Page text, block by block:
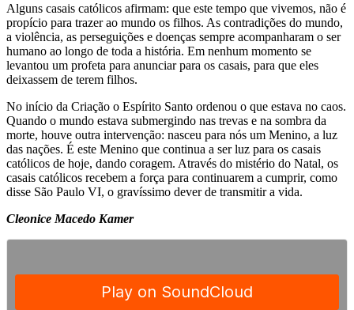
Alguns casais católicos afirmam: que este tempo que vivemos, não é
propício para trazer ao mundo os filhos. As contradições do mundo,
a violência, as perseguições e doenças sempre acompanharam o ser
humano ao longo de toda a história. Em nenhum momento se
levantou um profeta para anunciar para os casais, para que eles
deixassem de terem filhos.
No início da Criação o Espírito Santo ordenou o que estava no caos.
Quando o mundo estava submergindo nas trevas e na sombra da
morte, houve outra intervenção: nasceu para nós um Menino, a luz
das nações. É este Menino que continua a ser luz para os casais
católicos de hoje, dando coragem. Através do mistério do Natal, os
casais católicos recebem a força para continuarem a cumprir, como
disse São Paulo VI, o gravíssimo dever de transmitir a vida.
Cleonice Macedo Kamer